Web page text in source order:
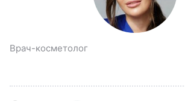
Врач-косметолог